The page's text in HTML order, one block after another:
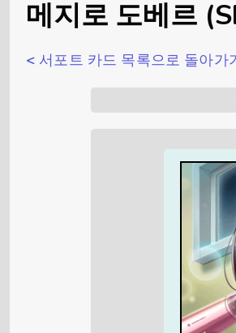
메지로 도베르
< 서포트 카드 목록으로 돌아가